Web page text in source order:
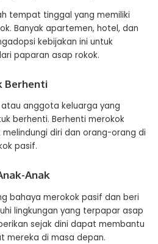
tempat tinggal yang memiliki
Banyak apartemen, hotel, dan
kebijakan ini untuk
paparan asap rokok.
Berhenti
anggota keluarga yang
berhenti. Berhenti merokok
diri dan orang-orang di
pasif.
Anak
bahaya merokok pasif dan beri
lingkungan yang terpapar asap
sejak dini dapat membantu
mereka di masa depan.